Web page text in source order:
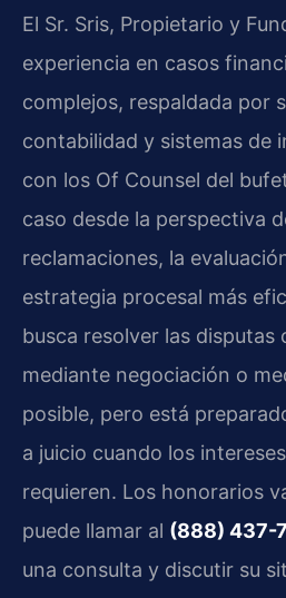
El Sr. Sris, Propietario y
experiencia en casos
complejos, respaldada por
contabilidad y sistemas de
con los Of Counsel del
caso desde la perspectiva
reclamaciones, la
estrategia procesal más
busca resolver las disputas
mediante negociación o
posible, pero está
a juicio cuando los
requieren. Los honorarios
puede llamar al (888) 437-
una consulta y discutir su